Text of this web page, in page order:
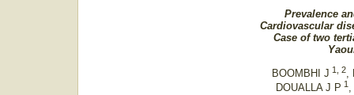
Prevalence
Cardiovascular
Case of two
BOOMBHI J 1, 2
DOUALLA J P 1,